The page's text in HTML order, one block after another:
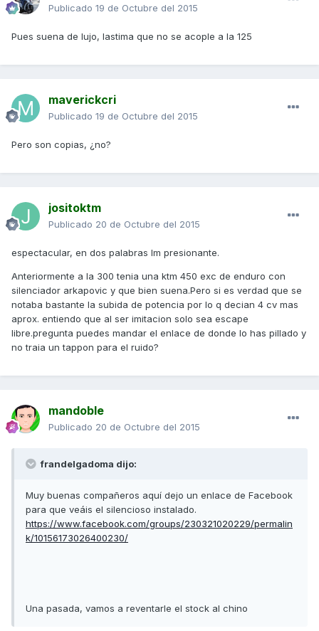
Publicado 19 de Octubre del 2015
Pues suena de lujo, lastima que no se acople a la 125
maverickcri
Publicado 19 de Octubre del 2015
Pero son copias, ¿no?
jositoktm
Publicado 20 de Octubre del 2015
espectacular, en dos palabras Im presionante.
Anteriormente a la 300 tenia una ktm 450 exc de enduro con
silenciador arkapovic y que bien suena.Pero si es verdad que se
notaba bastante la subida de potencia por lo q decian 4 cv mas
aprox. entiendo que al ser imitacion solo sea escape
libre.pregunta puedes mandar el enlace de donde lo has pillado y
no traia un tappon para el ruido?
mandoble
Publicado 20 de Octubre del 2015
frandelgadoma dijo:
Muy buenas compañeros aquí dejo un enlace de Facebook
para que veáis el silencioso instalado.
https://www.facebook.com/groups/230321020229/permalin
k/10156173026400230/
Una pasada, vamos a reventarle el stock al chino